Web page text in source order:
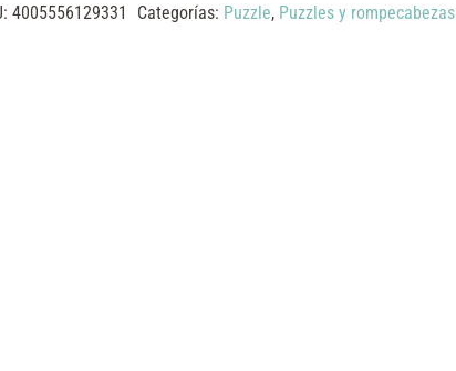
4005556129331 Categorías: Puzzle, Puzzles y rompecabezas